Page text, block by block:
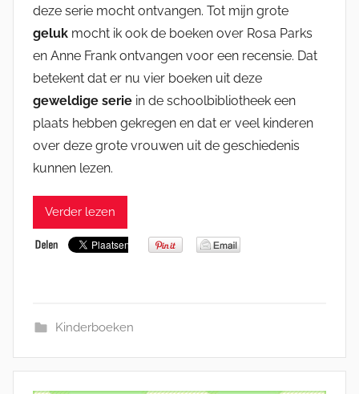
deze serie mocht ontvangen. Tot mijn grote
geluk mocht ik ook de boeken over Rosa Parks
en Anne Frank ontvangen voor een recensie. Dat
betekent dat er nu vier boeken uit deze
geweldige serie in de schoolbibliotheek een
plaats hebben gekregen en dat er veel kinderen
over deze grote vrouwen uit de geschiedenis
kunnen lezen.
Verder lezen
Kinderboeken